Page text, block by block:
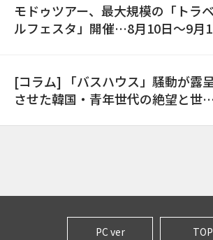
モドゥツアー、最大規模の「トラベ
ルフェスタ」開催…8月10日～9月
[コラム] 「バスハウス」騒動が露呈
させた韓国・青年世代の絶望と世代
PC ver TOP